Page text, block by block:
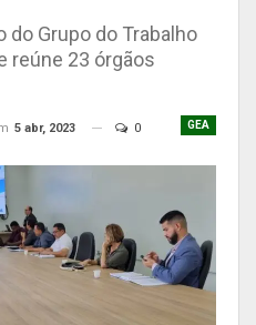
do Grupo do Trabalho
reúne 23 órgãos
GEA
5 abr, 2023 0